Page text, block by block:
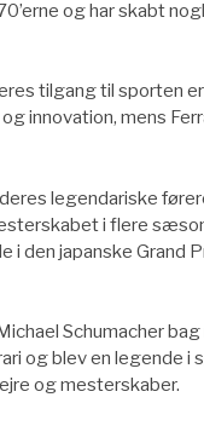
og har skabt
tilgang til sporten
innovation, mens
legendariske
i flere
i den japanske Grand
Schumacher
og blev en legende i
og mesterskaber.